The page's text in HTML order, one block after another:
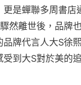
更是蟬聯多周書
然離世後，品牌
牌代言人大S徐
受到大S對於美的